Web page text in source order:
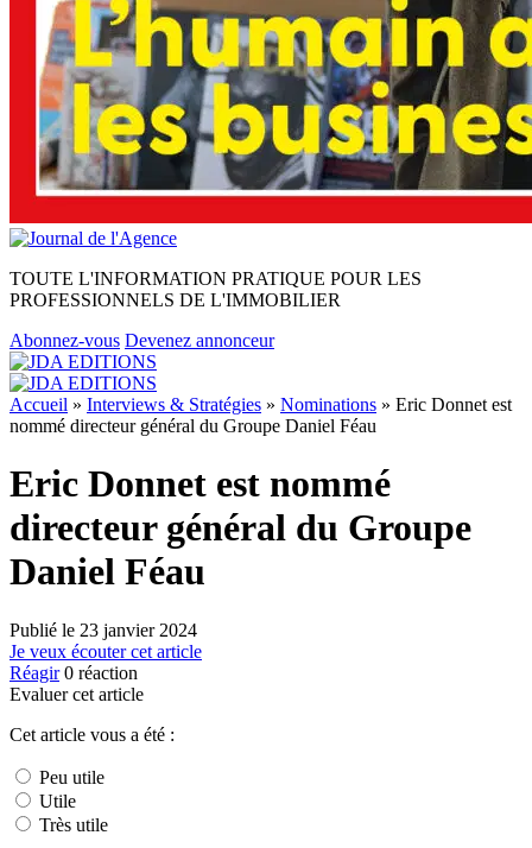
TOUTE L'INFORMATION PRATIQUE POUR LES
PROFESSIONNELS DE L'IMMOBILIER
Abonnez-vous Devenez annonceur
Accueil » Interviews & Stratégies » Nominations » Eric Donnet est
nommé directeur général du Groupe Daniel Féau
Eric Donnet est nommé
directeur général du Groupe
Daniel Féau
Publié le 23 janvier 2024
Je veux écouter cet article
Réagir 0 réaction
Evaluer cet article
Cet article vous a été :
Peu utile
Utile
Très utile